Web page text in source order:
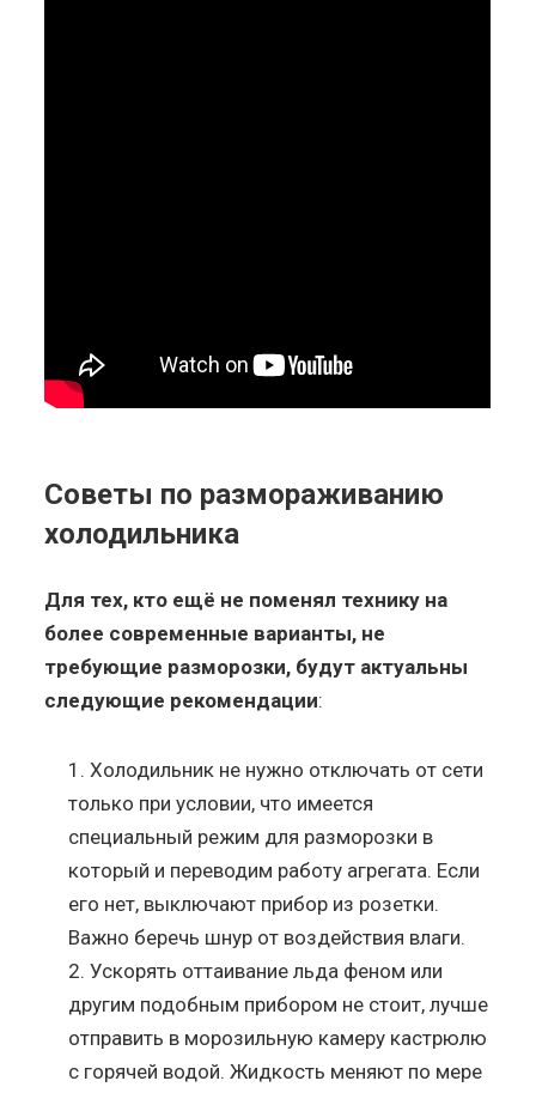
Советы по размораживанию
холодильника
Для тех, кто ещё не поменял технику на
более современные варианты, не
требующие разморозки, будут актуальны
следующие рекомендации:
Холодильник не нужно отключать от сети
только при условии, что имеется
специальный режим для разморозки в
который и переводим работу агрегата. Если
его нет, выключают прибор из розетки.
Важно беречь шнур от воздействия влаги.
Ускорять оттаивание льда феном или
другим подобным прибором не стоит, лучше
отправить в морозильную камеру кастрюлю
с горячей водой. Жидкость меняют по мере